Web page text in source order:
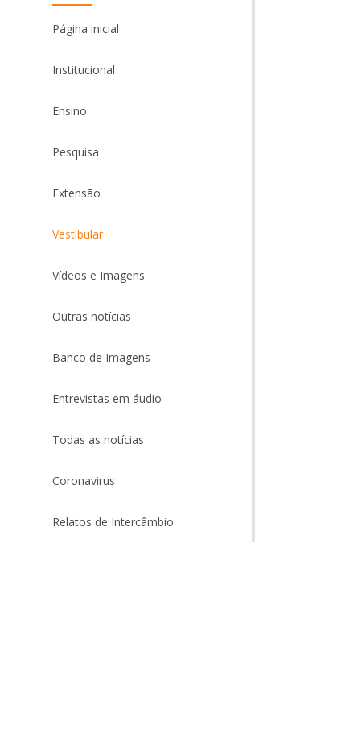
Página inicial
Institucional
Ensino
Pesquisa
Extensão
Vestibular
Vídeos e Imagens
Outras notícias
Banco de Imagens
Entrevistas em áudio
Todas as notícias
Coronavirus
Relatos de Intercâmbio